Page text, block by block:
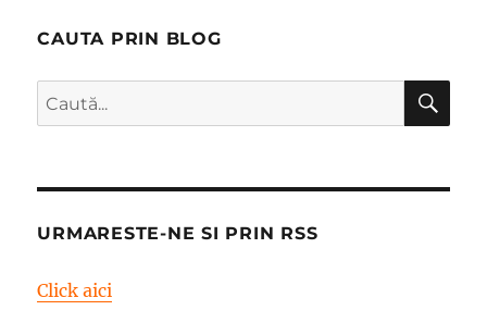
CAUTA PRIN BLOG
Caută
după:
URMARESTE-NE SI PRIN RSS
Click aici